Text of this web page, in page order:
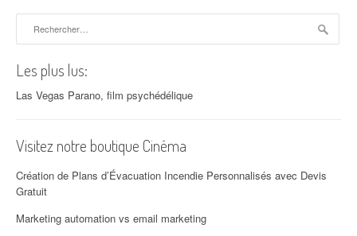
Les plus lus:
Las Vegas Parano, film psychédélique
Visitez notre boutique Cinéma
Création de Plans d’Évacuation Incendie Personnalisés avec Devis
Gratuit
Marketing automation vs email marketing